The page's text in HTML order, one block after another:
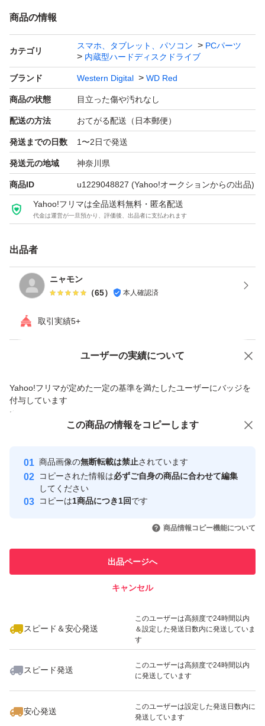
商品の情報
カテゴリ
スマホ、タブレット、パソコン
PCパーツ
内蔵型ハードディスクドライブ
ブランド Western Digital WD Red
商品の状態 目立った傷や汚れなし
配送の方法 おてがる配送（日本郵便）
発送までの日数 1〜2日で発送
発送元の地域 神奈川県
商品ID u1229048827 (Yahoo!オークションからの出品)
Yahoo!フリマは全品送料無料・匿名配送
代金は運営が一旦預かり、評価後、出品者に支払われます
出品者
ニャモン
（65） 本人確認済
取引実績5+
ユーザーの実績について
Yahoo!フリマが定めた一定の基準を満たしたユーザーにバッジを
付与しています
安心取引出品者
取引実績
取引実績◯+
このユーザーはYahoo!フリマの取
引を完了させた実績があります
での取引実績があります
スピード&安心発送
※このバッジは実績に基づく表示であり、発送を保証しているものではあり
スピード＆安心発送
このユーザーは高頻度で24時間以内
＆設定した発送日数内に発送していま
す
スピード発送
このユーザーは高頻度で24時間以内
に発送しています
安心発送
このユーザーは設定した発送日数内に
発送しています
Yahoo!オークションで出品した商品のため一部機能は利用できません
商品への質問からの値下げ交渉、不適切なカテゴリ変更依頼は禁止です
この商品の情報をコピーします
商品画像の無断転載は禁止されています
コピーされた情報は必ずご自身の商品に合わせて編集
してください
コピーは1商品につき1回です
商品情報コピー機能について
出品ページへ
キャンセル
この商品をみている人にオススメ
最大10%対象
最大10%対象 最大10%対象